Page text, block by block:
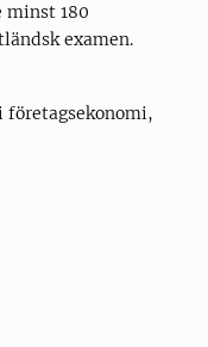
minst 180
examen.
företagsekonomi,